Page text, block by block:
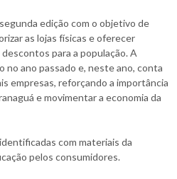
edição com o objetivo de
as lojas físicas e oferecer
para a população. A
no ano passado e, neste ano, conta
empresas, reforçando a importância
e movimentar a economia da
com materiais da
pelos consumidores.